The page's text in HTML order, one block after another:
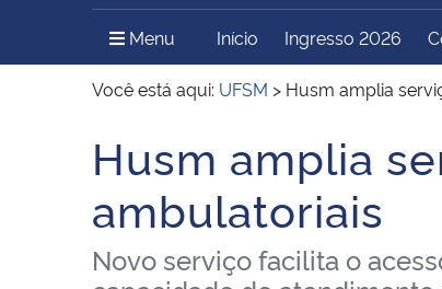
Ministério do Meio Ambiente Ministério do
Secretaria de Governo
Gabinete de
Institucional
Menu Menu Principal do Sítio
Início Ingresso 2026
Você está aqui: UFSM > Husm amplia
Início do conteúdo
Husm amplia
ambulatoriais
Novo serviço facilita o